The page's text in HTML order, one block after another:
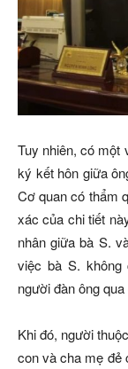
Tuy nhiên, có một
ký kết hôn giữa
Cơ quan có thẩm
xác của chi tiết
nhân giữa bà S.
việc bà S. không
người đàn ông qua
Khi đó, người
con và cha mẹ đẻ